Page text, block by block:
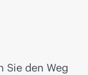
Sie den Weg